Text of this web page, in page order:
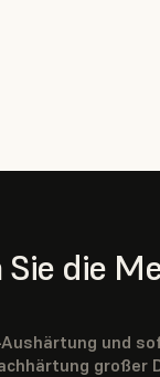
Sie die
Aushärtung und
großer